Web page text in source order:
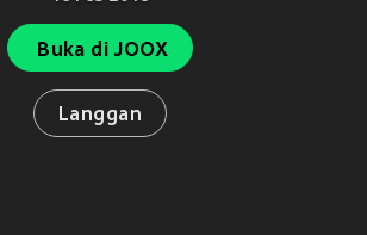
Buka di JOOX
Langgan